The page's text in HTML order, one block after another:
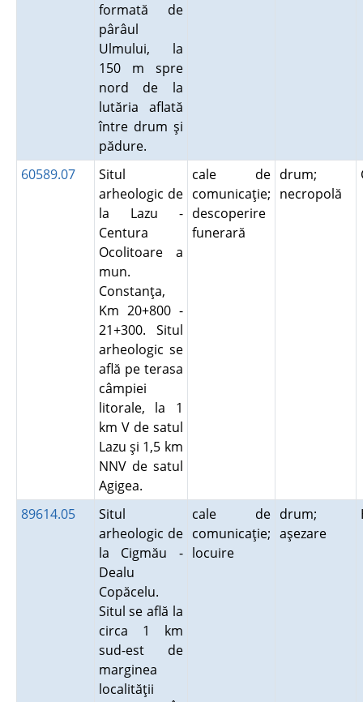
formată de
pârâul
Ulmului, la
150 m spre
nord de la
lutăria aflată
între drum şi
pădure.
60589.07
Situl
arheologic de
la Lazu -
Centura
Ocolitoare a
mun.
Constanţa,
Km 20+800 -
21+300. Situl
arheologic se
află pe terasa
câmpiei
litorale, la 1
km V de satul
Lazu şi 1,5 km
NNV de satul
Agigea.
cale de
comunicaţie;
descoperire
funerară
drum;
necropolă
89614.05
Situl
arheologic de
la Cigmău -
Dealu
Copăcelu.
Situl se află la
circa 1 km
sud-est de
marginea
localităţii
cale de
comunicaţie;
locuire
drum;
aşezare